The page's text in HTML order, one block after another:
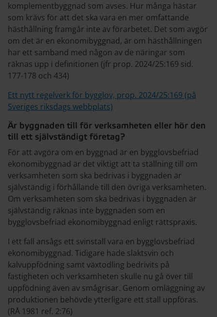
komplementbyggnad som avses. Hur många hästar
som krävs för att det ska vara en mer omfattande
hästhållning framgår inte av förarbetet. Det som avgör
om det är en ekonomibyggnad, är om hästhållningen
har ett samband med någon av de näringar som
räknas upp i definitionen (jfr prop. 2024/25:169 sid.
177-178 och 434)
Ett nytt regelverk för bygglov, prop. 2024/25:169 (på
Sveriges riksdags webbplats)
Är byggnaden till för verksamheten eller hör den
till ett självständigt företag?
För att avgöra om en byggnad är en bygglovsbefriad
ekonomibyggnad är det viktigt att ta ställning till om
verksamheten som ska bedrivas i byggnaden är
självständig i förhållande till den övriga verksamheten.
Om verksamheten som ska bedrivas i byggnaden är
självständig räknas inte byggnaden som en
bygglovsbefriad ekonomibyggnad enligt rättspraxis.
I ett fall ansågs ett svinstall vara en bygglovsbefriad
ekonomibyggnad. Tidigare hade slaktsvin­ och
kalvuppfödning samt växtodling bedrivits på
fastigheten och verksamheten skulle nu gå över till
uppfödning även av smågrisar. Genom omläggning av
produktionen behövde ytterligare ett stall uppföras.
(RÅ 1981 ref. 2:76)